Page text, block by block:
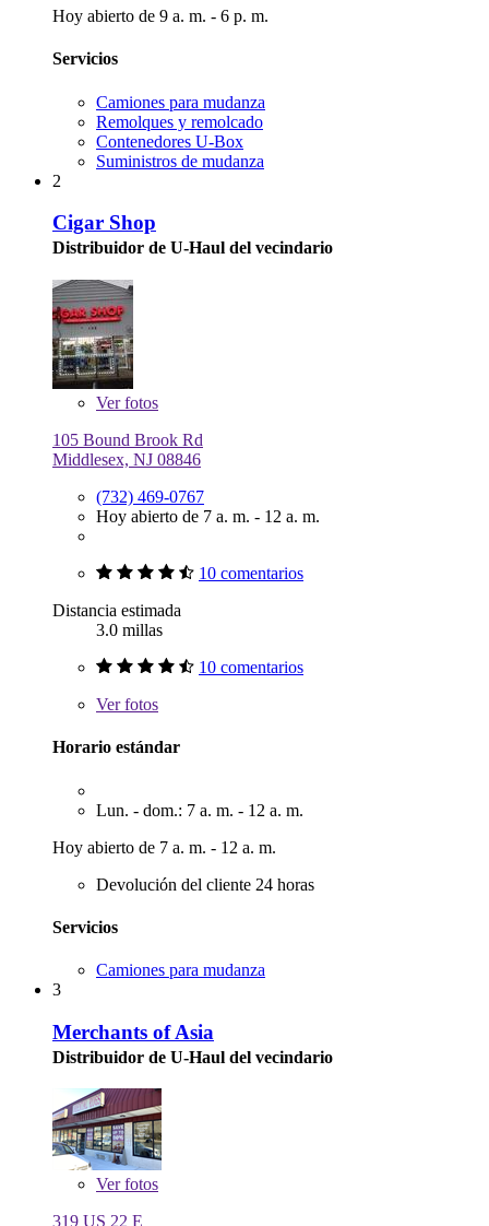
Hoy abierto de 9 a. m. - 6 p. m.
Servicios
Camiones para mudanza
Remolques y remolcado
Contenedores U-Box
Suministros de mudanza
2
Cigar Shop
Distribuidor de U-Haul del vecindario
Verfotos
105 Bound Brook Rd
Middlesex, NJ 08846
(732) 469-0767
Hoy abierto de 7 a. m. - 12 a. m.
10 comentarios
Distancia estimada
3.0 millas
10 comentarios
Verfotos
Horario estándar
Lun. - dom.: 7 a. m. - 12 a. m.
Hoy abierto de 7 a. m. - 12 a. m.
Devolución del cliente 24 horas
Servicios
Camiones para mudanza
3
Merchants of Asia
Distribuidor de U-Haul del vecindario
Verfotos
319 US 22 E